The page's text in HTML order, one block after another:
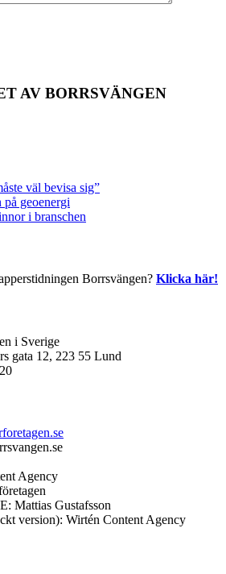
AV BORRSVÄNGEN
väl bevisa sig”
på geoenergi
i branschen
Borrsvängen? Klicka här!
i Sverige
gata 12, 223 55 Lund
Agency
Mattias Gustafsson
version): Wirtén Content Agency